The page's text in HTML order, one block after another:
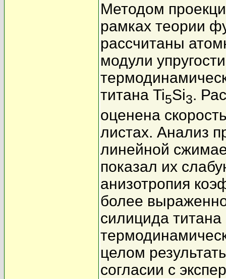
Методом
рамках теории
рассчитаны
модули
титана Ti5Si3.
оценена
листах. Анализ
линейной
показал их
анизотропия
более
силицида
целом
согласии с